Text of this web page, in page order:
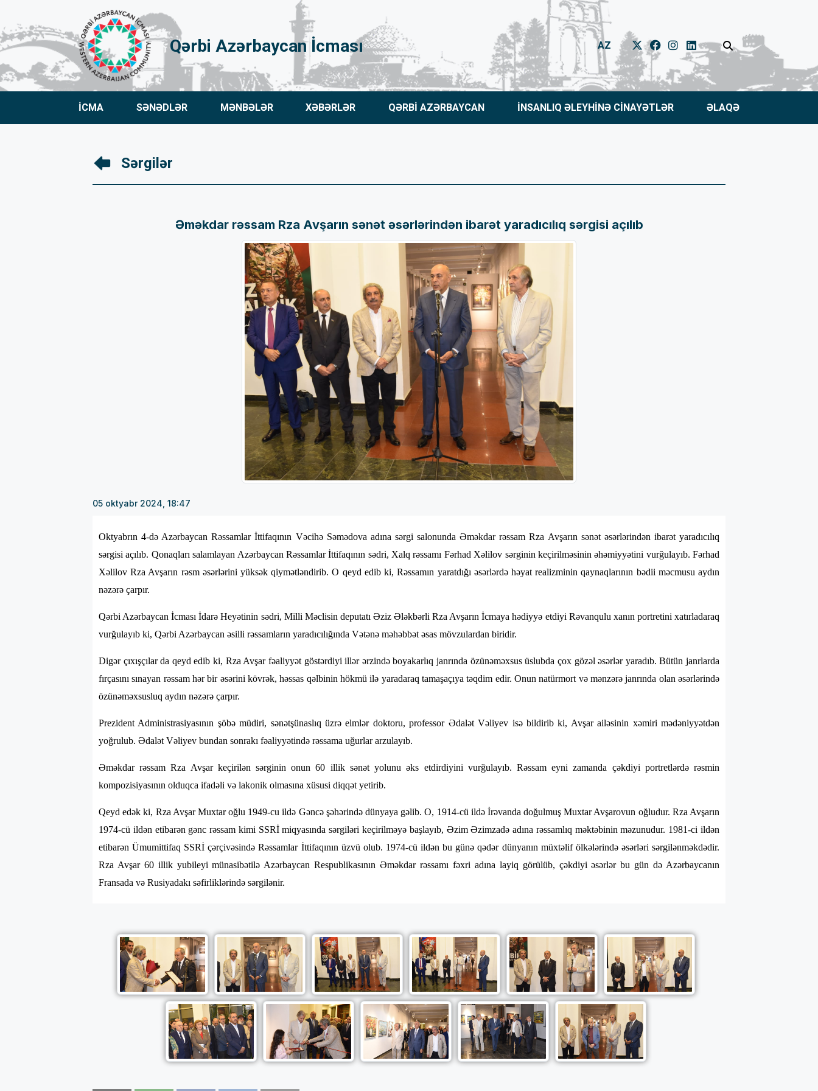
Qərbi Azərbaycan İcması AZ
İCMA SƏNƏDLƏR MƏNBƏLƏR XƏBƏRLƏR QƏRBİ AZƏRBAYCAN İNSANLIQ ƏLEYHİNƏ CİNAYƏTLƏR ƏLAQƏ
Sərgilər
Əməkdar rəssam Rza Avşarın sənət əsərlərindən ibarət yaradıcılıq sərgisi açılıb
05 oktyabr 2024, 18:47
Oktyabrın 4-də Azərbaycan Rəssamlar İttifaqının Vəcihə Səmədova adına sərgi salonunda Əməkdar rəssam Rza Avşarın sənət əsərlərindən ibarət yaradıcılıq
sərgisi açılıb. Qonaqları salamlayan Azərbaycan Rəssamlar İttifaqının sədri, Xalq rəssamı Fərhad Xəlilov sərginin keçirilməsinin əhəmiyyətini vurğulayıb. Fərhad
Xəlilov Rza Avşarın rəsm əsərlərini yüksək qiymətləndirib. O qeyd edib ki, Rəssamın yaratdığı əsərlərdə həyat realizminin qaynaqlarının bədii məcmusu aydın
nəzərə çarpır.
Qərbi Azərbaycan İcması İdarə Heyətinin sədri, Milli Məclisin deputatı Əziz Ələkbərli Rza Avşarın İcmaya hədiyyə etdiyi Rəvanqulu xanın portretini xatırladaraq
vurğulayıb ki, Qərbi Azərbaycan əsilli rəssamların yaradıcılığında Vətənə məhəbbət əsas mövzulardan biridir.
Digər çıxışçılar da qeyd edib ki, Rza Avşar fəaliyyət göstərdiyi illər ərzində boyakarlıq janrında özünəməxsus üslubda çox gözəl əsərlər yaradıb. Bütün janrlarda
fırçasını sınayan rəssam hər bir əsərini kövrək, həssas qəlbinin hökmü ilə yaradaraq tamaşaçıya təqdim edir. Onun natürmort və mənzərə janrında olan əsərlərində
özünəməxsusluq aydın nəzərə çarpır.
Prezident Administrasiyasının şöbə müdiri, sənətşünaslıq üzrə elmlər doktoru, professor Ədalət Vəliyev isə bildirib ki, Avşar ailəsinin xəmiri mədəniyyətdən
yoğrulub. Ədalət Vəliyev bundan sonrakı fəaliyyətində rəssama uğurlar arzulayıb.
Əməkdar rəssam Rza Avşar keçirilən sərginin onun 60 illik sənət yolunu əks etdirdiyini vurğulayıb. Rəssam eyni zamanda çəkdiyi portretlərdə rəsmin
kompozisiyasının olduqca ifadəli və lakonik olmasına xüsusi diqqət yetirib.
Qeyd edək ki, Rza Avşar Muxtar oğlu 1949-cu ildə Gəncə şəhərində dünyaya gəlib. O, 1914-cü ildə İrəvanda doğulmuş Muxtar Avşarovun oğludur. Rza Avşarın
1974-cü ildən etibarən gənc rəssam kimi SSRİ miqyasında sərgiləri keçirilməyə başlayıb, Əzim Əzimzadə adına rəssamlıq məktəbinin məzunudur. 1981-ci ildən
etibarən Ümumittifaq SSRİ çərçivəsində Rəssamlar İttifaqının üzvü olub. 1974-cü ildən bu günə qədər dünyanın müxtəlif ölkələrində əsərləri sərgilənməkdədir.
Rza Avşar 60 illik yubileyi münasibətilə Azərbaycan Respublikasının Əməkdar rəssamı fəxri adına layiq görülüb, çəkdiyi əsərlər bu gün də Azərbaycanın
Fransada və Rusiyadakı səfirliklərində sərgilənir.